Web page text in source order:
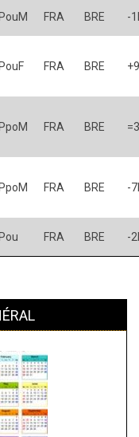
PouM FRA BRE -
PouF FRA BRE
PpoM FRA BRE
PpoM FRA BRE -
Pou FRA BRE -